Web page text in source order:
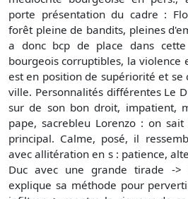
porte présentation du cadre :
forêt pleine de bandits, pleines
a donc bcp de place dans
bourgeois corruptibles, la violence
est en position de supériorité et
ville. Personnalités différentes Le
sur de son bon droit, impatient,
pape, sacrebleu Lorenzo : on
principal. Calme, posé, il
avec allitération en s : patience,
Duc avec une grande tirade -
explique sa méthode pour